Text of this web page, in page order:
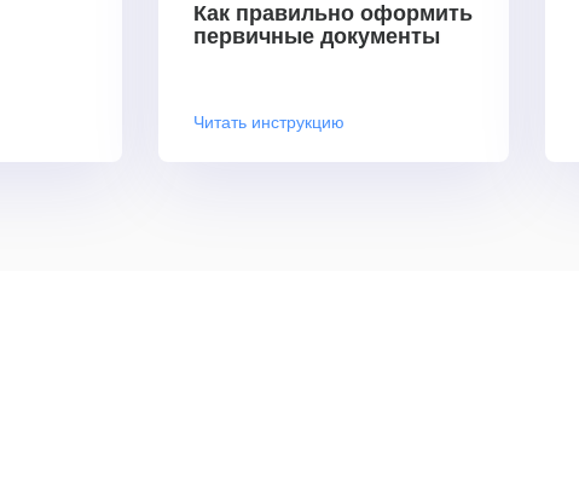
Как правильно оформить
первичные документы
Читать инструкцию